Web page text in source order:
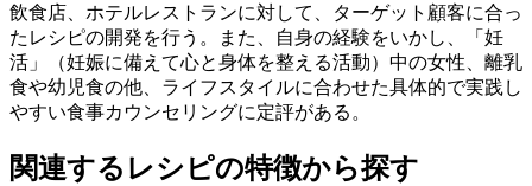
飲食店、ホテルレストランに対して、ターゲット顧客に合っ
たレシピの開発を行う。また、自身の経験をいかし、「妊
活」（妊娠に備えて心と身体を整える活動）中の女性、離乳
食や幼児食の他、ライフスタイルに合わせた具体的で実践し
やすい食事カウンセリングに定評がある。
関連するレシピの特徴から探す